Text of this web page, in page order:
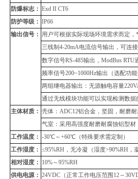
防爆标志： Exd II CT6
防护等级： IP66
输出信号： 用户可根据实际现场环境需求而定
三线制4-20mA电流信号输出，可连
数字信号RS-485输出， ModBus RTU
频率信号200~1000Hz输出（选配功能
两组继电器输出：无源触电容量
通过无线模块功能可以实现检测数
主体材质： 壳体： ADC12铝合金，坚固，耐磨
气室：采用高强度耐磨耐腐蚀铝型
工作温度： -30℃～+60℃（特殊要求需定制）
工作湿度： ≤95%RH，无冷凝（湿度>90%RH，
相对湿度： 10%～95%RH
供电电源： 24VDC（正常工作电压范围12～